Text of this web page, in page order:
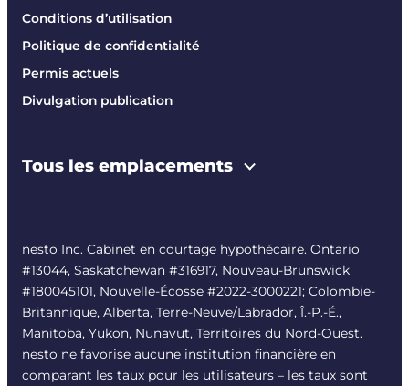
Conditions d’utilisation
Politique de confidentialité
Permis actuels
Divulgation publication
Tous les emplacements
nesto Inc. Cabinet en courtage hypothécaire. Ontario
#13044, Saskatchewan #316917, Nouveau-Brunswick
#180045101, Nouvelle-Écosse #2022-3000221; Colombie-
Britannique, Alberta, Terre-Neuve/Labrador, Î.-P.-É.,
Manitoba, Yukon, Nunavut, Territoires du Nord-Ouest.
nesto ne favorise aucune institution financière en
comparant les taux pour les utilisateurs – les taux sont